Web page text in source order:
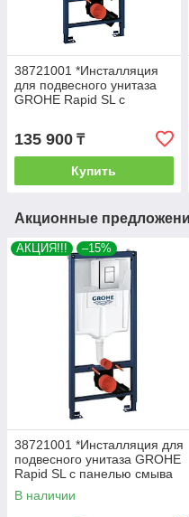
38721001 *Инсталляция
для подвесного унитаза
GROHE Rapid SL с
135 900 ₸
Купить
Акционные
АКЦИЯ!!! –15%
38721001 *Инсталляция для
подвесного унитаза GROHE
Rapid SL с панелью смыва
Skate Cosmo,комплект 3-1
В наличии